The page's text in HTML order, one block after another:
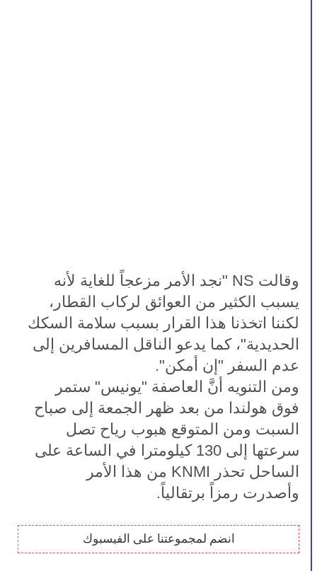
عدم السفر "إن أمكن".
وأصدرت رمزاً برتقالياً.
انضم لمجموعتنا على الفيسبوك